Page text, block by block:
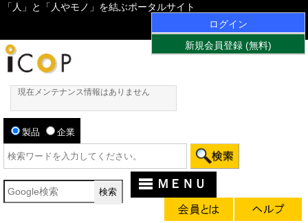
「人」と「人やモノ」を結ぶポータルサイト
ログイン
新規会員登録 (無料)
現在メンテナンス情報はありません
製品 企業
ＭＥＮＵ